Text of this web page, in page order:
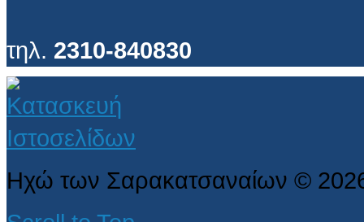
τηλ. 2310-840830
Ηχώ των Σαρακατσαναίων ©